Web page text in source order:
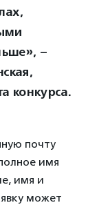
–
конкурса.
почту
имя
имя и
может